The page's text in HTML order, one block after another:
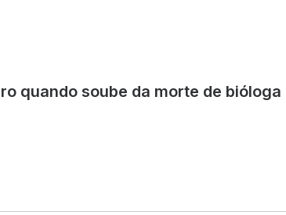
quando soube da morte de